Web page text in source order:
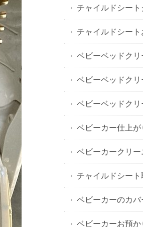
チャイルドシー
チャイルドシー
ベビーベッドク
ベビーベッドク
ベビーベッドク
ベビーカー仕上が
ベビーカークリ
チャイルドシー
ベビーカーのカ
ベビーカーお預か